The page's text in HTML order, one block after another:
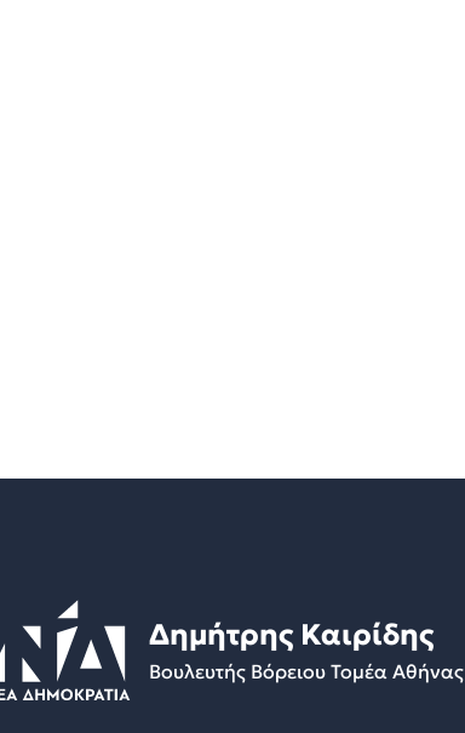
Δημήτρης Καιρίδης
Βουλευτής Βόρειου Τομέα Αθήνας